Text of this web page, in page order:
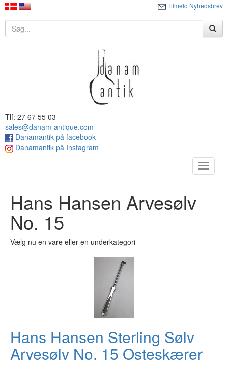
Tilmeld Nyhedsbrev
Tlf: 27 67 55 03
sales@danam-antique.com
Danamantik på facebook
Danamantik på Instagram
Toggle
Hans Hansen Arvesølv
No. 15
Vælg nu en vare eller en underkategori
Hans Hansen Sterling Sølv
Arvesølv No. 15 Osteskærer